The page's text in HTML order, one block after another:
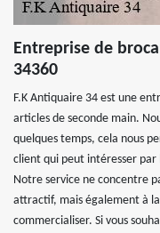
Entreprise de
34360
F.K Antiquaire 34 est une
articles de seconde main.
quelques temps, cela nous
client qui peut intéresser par
Notre service ne concentre
attractif, mais également à
commercialiser. Si vous